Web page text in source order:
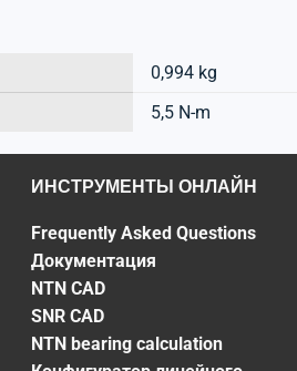
0,994 kg
5,5 N-m
ИНСТРУМЕНТЫ ОНЛАЙН
Frequently Asked Questions
Документация
NTN CAD
SNR CAD
NTN bearing calculation